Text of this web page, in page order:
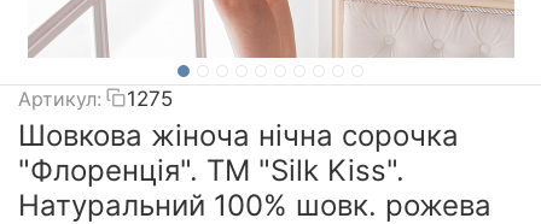
Артикул: 1275
Шовкова жіноча нічна сорочка
"Флоренція". TM "Silk Kiss".
Натуральний 100% шовк. рожева